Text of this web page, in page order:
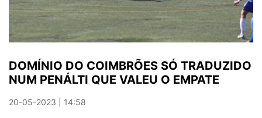
DOMÍNIO DO COIMBRÕES SÓ TRADUZIDO
NUM PENÁLTI QUE VALEU O EMPATE
20-05-2023 | 14:58